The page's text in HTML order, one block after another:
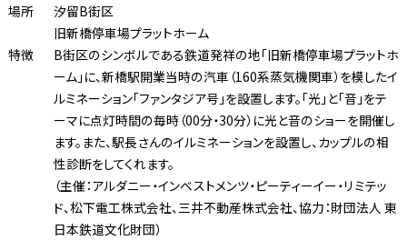
場所
汐留B街区
旧新橋停車場プラットホーム
特徴
B街区のシンボルである鉄道発祥の地「旧新橋停車場プラットホ
ーム」に、新橋駅開業当時の汽車（160系蒸気機関車）を模したイ
ルミネーション「ファンタジア号」を設置します。「光」と「音」をテ
ーマに点灯時間の毎時（00分・30分）に光と音のショーを開催し
ます。また、駅長さんのイルミネーションを設置し、カップルの相
性診断をしてくれます。
（主催：アルダニー・インベストメンツ・ピーティーイー・リミテッ
ド、松下電工株式会社、三井不動産株式会社、協力：財団法人 東
日本鉄道文化財団）